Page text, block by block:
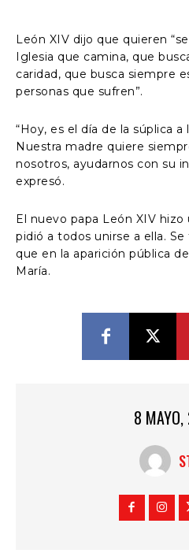
León XIV dijo que quieren
Iglesia que camina, que
caridad, que busca siempre
personas que sufren”.
“Hoy, es el día de la súplica
Nuestra madre quiere
nosotros, ayudarnos con su
expresó.
El nuevo papa León XIV
pidió a todos unirse a ella.
que en la aparición pública
María.
8